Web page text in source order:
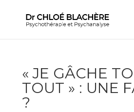
« JE GÂCHE
TOUT » : UNE
?